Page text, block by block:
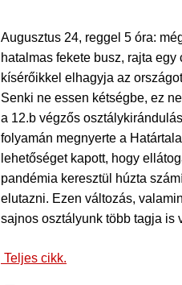
Augusztus 24, reggel 5 óra:
hatalmas fekete busz, rajta
kísérőikkel elhagyja az
Senki ne essen kétségbe, ez
a 12.b végzős
folyamán megnyerte a
lehetőséget kapott, hogy
pandémia keresztül húzta
elutazni. Ezen változás,
sajnos osztályunk több tagja is
Teljes cikk.